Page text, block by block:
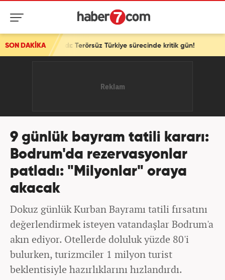
SON DAKİKA
Terörsüz Türkiye sürecinde kritik gün!
9 günlük bayram tatili kararı:
Bodrum'da rezervasyonlar
patladı: "Milyonlar" oraya
akacak
Dokuz günlük Kurban Bayramı tatili fırsatını
değerlendirmek isteyen vatandaşlar Bodrum'a
akın ediyor. Otellerde doluluk yüzde 80'i
bulurken, turizmciler 1 milyon turist
beklentisiyle hazırlıklarını hızlandırdı.